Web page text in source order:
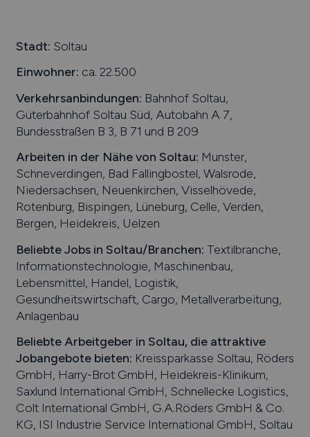
Stadt: Soltau
Einwohner: ca. 22.500
Verkehrsanbindungen: Bahnhof Soltau,
Güterbahnhof Soltau Süd, Autobahn A 7,
Bundesstraßen B 3, B 71 und B 209
Arbeiten in der Nähe von Soltau: Munster,
Schneverdingen, Bad Fallingbostel, Walsrode,
Niedersachsen, Neuenkirchen, Visselhövede,
Rotenburg, Bispingen, Lüneburg, Celle, Verden,
Bergen, Heidekreis, Uelzen
Beliebte Jobs in Soltau/Branchen: Textilbranche,
Informationstechnologie, Maschinenbau,
Lebensmittel, Handel, Logistik,
Gesundheitswirtschaft, Cargo, Metallverarbeitung,
Anlagenbau
Beliebte Arbeitgeber in Soltau, die attraktive
Jobangebote bieten: Kreissparkasse Soltau, Röders
GmbH, Harry-Brot GmbH, Heidekreis-Klinikum,
Saxlund International GmbH, Schnellecke Logistics,
Colt International GmbH, G.A.Röders GmbH & Co.
KG, ISI Industrie Service International GmbH, Soltau